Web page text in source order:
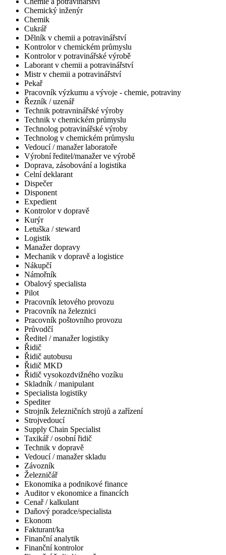
Chemický inženýr
Chemik
Cukrář
Dělník v chemii a potravinářství
Kontrolor v chemickém průmyslu
Kontrolor v potravinářské výrobě
Laborant v chemii a potravinářství
Mistr v chemii a potravinářství
Pekař
Pracovník výzkumu a vývoje - chemie, potraviny
Řezník / uzenář
Technik potravninářské výroby
Technik v chemickém průmyslu
Technolog potravinářské výroby
Technolog v chemickém průmyslu
Vedoucí / manažer laboratoře
Výrobní ředitel/manažer ve výrobě
Doprava, zásobování a logistika
Celní deklarant
Dispečer
Disponent
Expedient
Kontrolor v dopravě
Kurýr
Letuška / steward
Logistik
Manažer dopravy
Mechanik v dopravě a logistice
Nákupčí
Námořník
Obalový specialista
Pilot
Pracovník letového provozu
Pracovník na železnici
Pracovník poštovního provozu
Průvodčí
Ředitel / manažer logistiky
Řidič
Řidič autobusu
Řidič MKD
Řidič vysokozdvižného vozíku
Skladník / manipulant
Specialista logistiky
Spediter
Strojník železničních strojů a zařízení
Strojvedoucí
Supply Chain Specialist
Taxikář / osobní řidič
Technik v dopravě
Vedoucí / manažer skladu
Závozník
Železničář
Ekonomika a podnikové finance
Auditor v ekonomice a financích
Cenař / kalkulant
Daňový poradce/specialista
Ekonom
Fakturant/ka
Finanční analytik
Finanční kontrolor